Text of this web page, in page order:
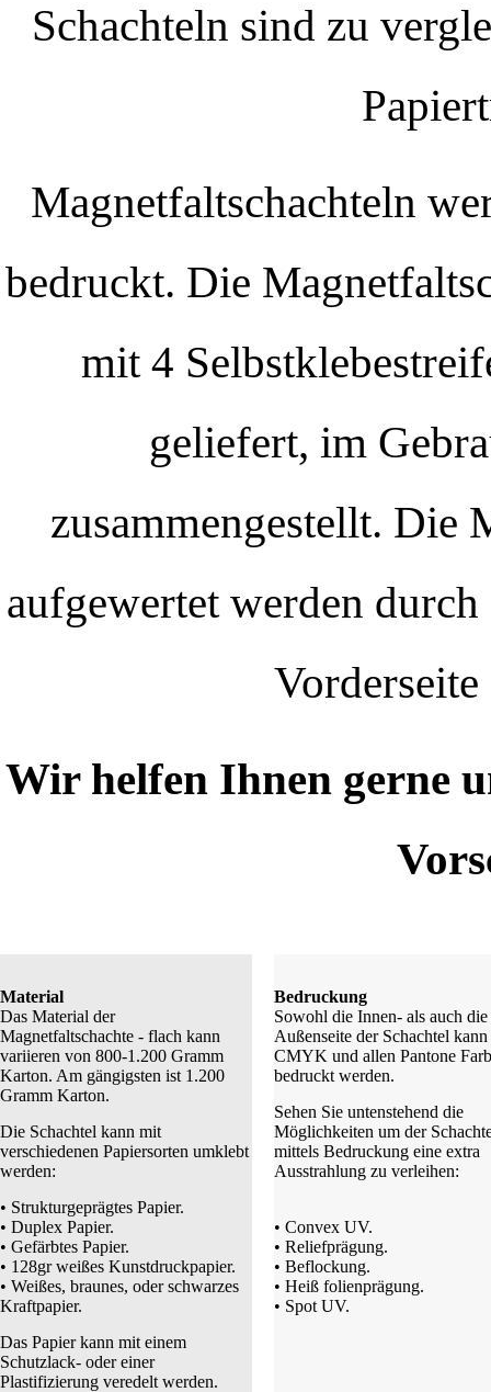
Schachteln sind zu
Magnetfaltschachteln
bedruckt. Die
mit 4
geliefert, im
zusammengestellt. Die
aufgewertet werden
Wir helfen Ihnen gerne
Material
Das Material der
Magnetfaltschachte - flach kann
variieren von 800-1.200 Gramm
Karton. Am gängigsten ist 1.200
Gramm Karton.
Die Schachtel kann mit
verschiedenen Papiersorten umklebt
werden:
• Strukturgeprägtes Papier.
• Duplex Papier.
• Gefärbtes Papier.
• 128gr weißes Kunstdruckpapier.
• Weißes, braunes, oder schwarzes
Kraftpapier.
Das Papier kann mit einem
Schutzlack- oder einer
Plastifizierung veredelt werden.
Bedruckung
Sowohl die Innen- als auch die
Außenseite der Schachtel
CMYK und allen Pantone
bedruckt werden.
Sehen Sie untenstehend die
Möglichkeiten um der
mittels Bedruckung eine extra
Ausstrahlung zu verleihen:
• Convex UV.
• Reliefprägung.
• Beflockung.
• Heiß folienprägung.
• Spot UV.